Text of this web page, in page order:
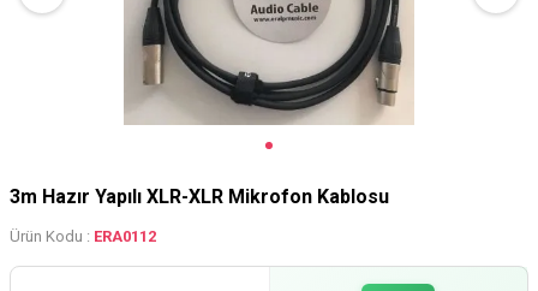
3m Hazır Yapılı XLR-XLR Mikrofon Kablosu
Ürün Kodu : ERA0112